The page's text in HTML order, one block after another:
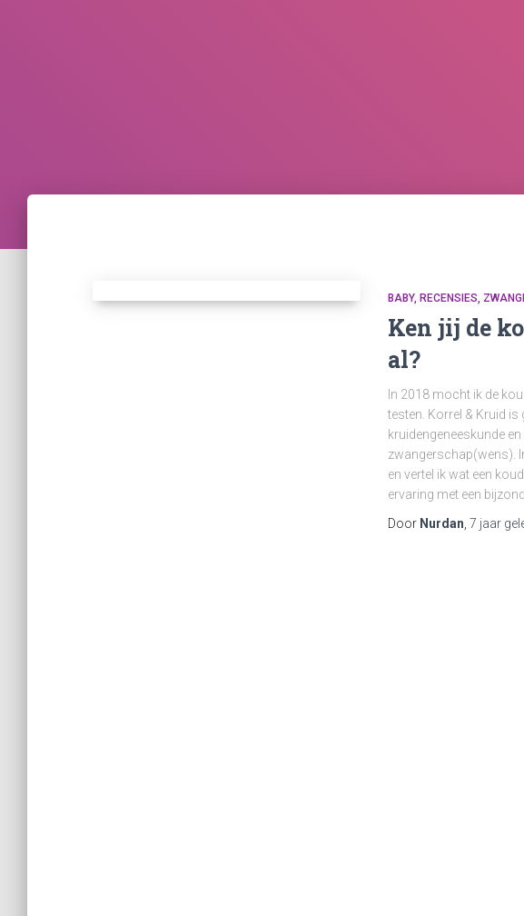
BABY RECENSIES
Ken jij de
al?
In 2018 mocht ik de
testen. Korrel & Kruid
kruidengeneeskunde
zwangerschap(wens).
en vertel ik wat een
ervaring met een
Door Nurdan 7 jaar